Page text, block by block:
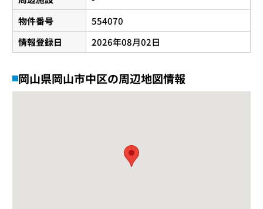
物件番号
554070
情報登録日
2026年08月02日
岡山県岡山市中区の周辺地図情報